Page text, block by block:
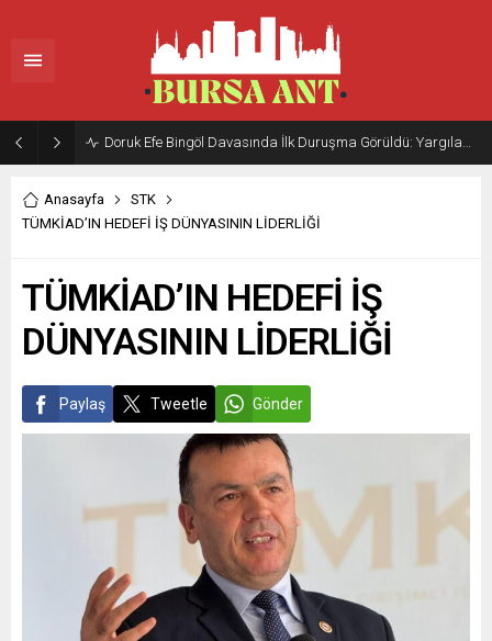
Doruk Efe Bingöl Davasında İlk Duruşma Görüldü: Yargılama 20 Ekim 2026’ya Ertelendi
Anasayfa
STK
TÜMKİAD’IN HEDEFİ İŞ DÜNYASININ LİDERLİĞİ
TÜMKİAD’IN HEDEFİ İŞ
DÜNYASININ LİDERLİĞİ
Paylaş Tweetle Gönder